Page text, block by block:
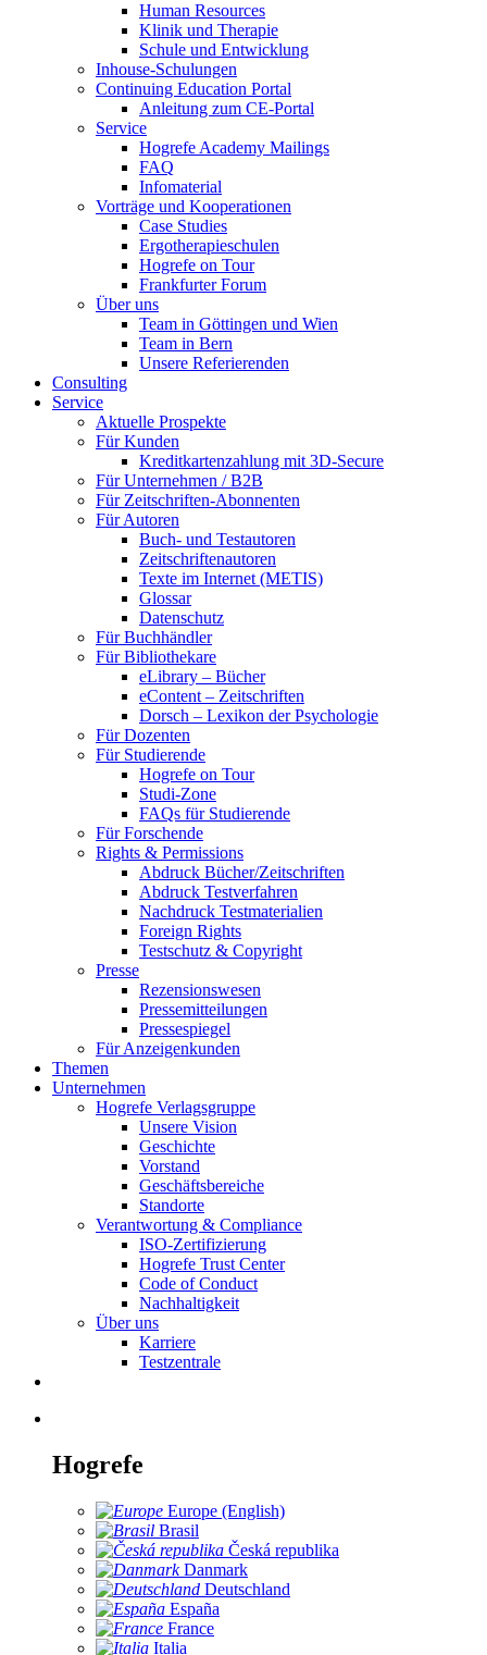
Human Resources
Klinik und Therapie
Schule und Entwicklung
Inhouse-Schulungen
Continuing Education Portal
Anleitung zum CE-Portal
Service
Hogrefe Academy Mailings
FAQ
Infomaterial
Vorträge und Kooperationen
Case Studies
Ergotherapieschulen
Hogrefe on Tour
Frankfurter Forum
Über uns
Team in Göttingen und Wien
Team in Bern
Unsere Referierenden
Consulting
Service
Aktuelle Prospekte
Für Kunden
Kreditkartenzahlung mit 3D-Secure
Für Unternehmen / B2B
Für Zeitschriften-Abonnenten
Für Autoren
Buch- und Testautoren
Zeitschriftenautoren
Texte im Internet (METIS)
Glossar
Datenschutz
Für Buchhändler
Für Bibliothekare
eLibrary – Bücher
eContent – Zeitschriften
Dorsch – Lexikon der Psychologie
Für Dozenten
Für Studierende
Hogrefe on Tour
Studi-Zone
FAQs für Studierende
Für Forschende
Rights & Permissions
Abdruck Bücher/Zeitschriften
Abdruck Testverfahren
Nachdruck Testmaterialien
Foreign Rights
Testschutz & Copyright
Presse
Rezensionswesen
Pressemitteilungen
Pressespiegel
Für Anzeigenkunden
Themen
Unternehmen
Hogrefe Verlagsgruppe
Unsere Vision
Geschichte
Vorstand
Geschäftsbereiche
Standorte
Verantwortung & Compliance
ISO-Zertifizierung
Hogrefe Trust Center
Code of Conduct
Nachhaltigkeit
Über uns
Karriere
Testzentrale
Hogrefe
Europe (English)
Brasil
Česká republika
Danmark
Deutschland
España
France
Italia